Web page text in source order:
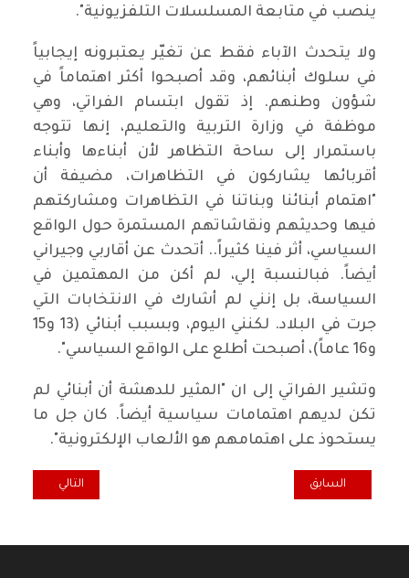
ينصب في متابعة المسلسلات التلفزيونية".
ولا يتحدث الآباء فقط عن تغيّر يعتبرونه إيجابياً
في سلوك أبنائهم، وقد أصبحوا أكثر اهتماماً في
شؤون وطنهم. إذ تقول ابتسام الفراتي، وهي
موظفة في وزارة التربية والتعليم، إنها تتوجه
باستمرار إلى ساحة التظاهر لأن أبناءها وأبناء
أقربائها يشاركون في التظاهرات، مضيفة أن
"اهتمام أبنائنا وبناتنا في التظاهرات ومشاركتهم
فيها وحديثهم ونقاشاتهم المستمرة حول الواقع
السياسي، أثر فينا كثيراً.. أتحدث عن أقاربي وجيراني
أيضاً. فبالنسبة إلي، لم أكن من المهتمين في
السياسة، بل إنني لم أشارك في الانتخابات التي
جرت في البلاد. لكنني اليوم، وبسبب أبنائي (13 و15
و16 عاماً)، أصبحت أطلع على الواقع السياسي".
وتشير الفراتي إلى ان "المثير للدهشة أن أبنائي لم
تكن لديهم اهتمامات سياسية أيضاً. كان جل ما
يستحوذ على اهتمامهم هو الألعاب الإلكترونية".
المقال السابق: شيوعيو بابل يهنئون بعيد المعلم
السابق المقال التالي:
التالي